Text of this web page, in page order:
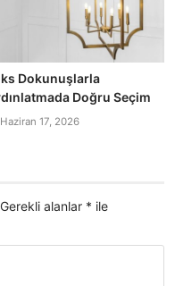
Dokunuşlarla
Doğru Seçim
Haziran 17, 2026
Gerekli alanlar * ile